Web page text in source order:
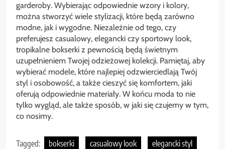
garderoby. Wybierając odpowiednie wzory i kolory,
można stworzyć wiele stylizacji, które będą zarówno
modne, jak i wygodne. Niezależnie od tego, czy
preferujesz casualowy, elegancki czy sportowy look,
tropikalne bokserki z pewnością będą świetnym
uzupełnieniem Twojej odzieżowej kolekcji. Pamiętaj, aby
wybierać modele, które najlepiej odzwierciedlają Twój
styl i osobowość, a także cieszyć się komfortem, jaki
oferują odpowiednie materiały. W końcu moda to nie
tylko wygląd, ale także sposób, w jaki się czujemy w tym,
co nosimy.
Tagged: bokserki casualowy look
elegancki styl